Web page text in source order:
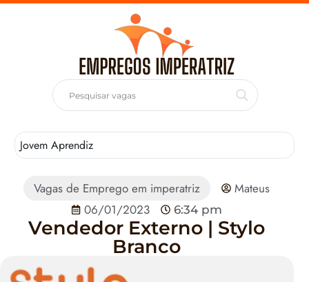
Jovem Aprendiz
Vagas de Emprego em imperatriz
Mateus
06/01/2023
6:34 pm
Vendedor Externo | Stylo
Branco